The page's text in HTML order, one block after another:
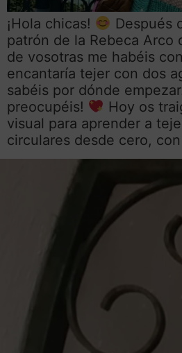
¡Hola chicas!
Después
patrón de la Rebeca Arco
de vosotras me habéis
encantaría tejer con dos
sabéis por dónde
preocupéis!
Hoy os
visual para aprender a
circulares desde cero,